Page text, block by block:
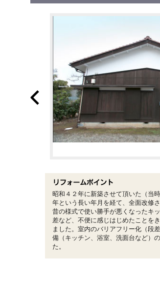
昭和４２年に新築させて頂いた（当
年という長い年月を経て、全面改修
昔の様式で使い勝手が悪くなったキ
差など、不便に感じはじめたことを
ました。室内のバリアフリー化（段
備（キッチン、浴室、洗面台など）
た。